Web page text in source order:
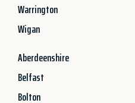
Warrington
Wigan
Aberdeenshire
Belfast
Bolton